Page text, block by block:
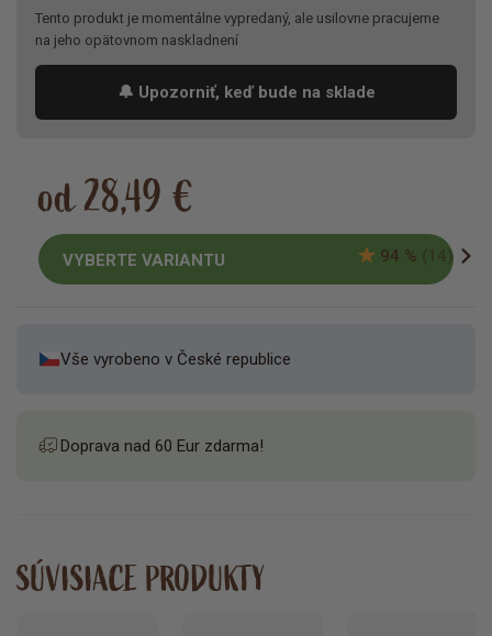
Tento produkt je momentálne vypredaný, ale usilovne pracujeme
na jeho opätovnom naskladnení
🔔 Upozorniť, keď bude na sklade
94 % (14)
od 28,49 €
VYBERTE VARIANTU
Vše vyrobeno v České republice
Doprava nad 60 Eur zdarma!
SÚVISIACE PRODUKTY